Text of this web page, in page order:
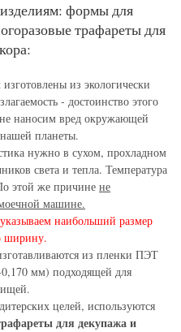
формы для
трафареты для
изготовлены из экологически
- достоинство этого
наносим вред окружающей
планеты.
нужно в сухом, прохладном
света и тепла. Температура
этой же причине не
машине.
наибольший размер
ширину.
из пленки ПЭТ
мм) подходящей для
целей, используются
для декупажа и